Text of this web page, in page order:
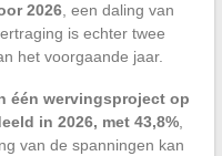
2026, een daling van
is echter twee
het voorgaande jaar.
één wervingsproject op
in 2026, met 43,8%,
van de spanningen kan